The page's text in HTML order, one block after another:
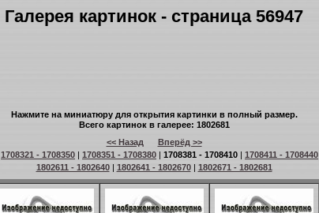
Галерея картинок - страница 56947
Нажмите на миниатюру для открытия картинки в полный размер.
Всего картинок в галерее: 1802681
<< Назад
Вперёд >>
1708321 - 1708350 | 1708351 - 1708380 | 1708381 - 1708410 | 1708411 - 1708440
1802611 - 1802640| 1802641 - 1802670| 1802671 - 1802681